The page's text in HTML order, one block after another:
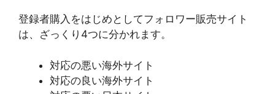
登録者購入をはじめとしてフォロワー販売サイト
は、ざっくり4つに分かれます。
対応の悪い海外サイト
対応の良い海外サイト